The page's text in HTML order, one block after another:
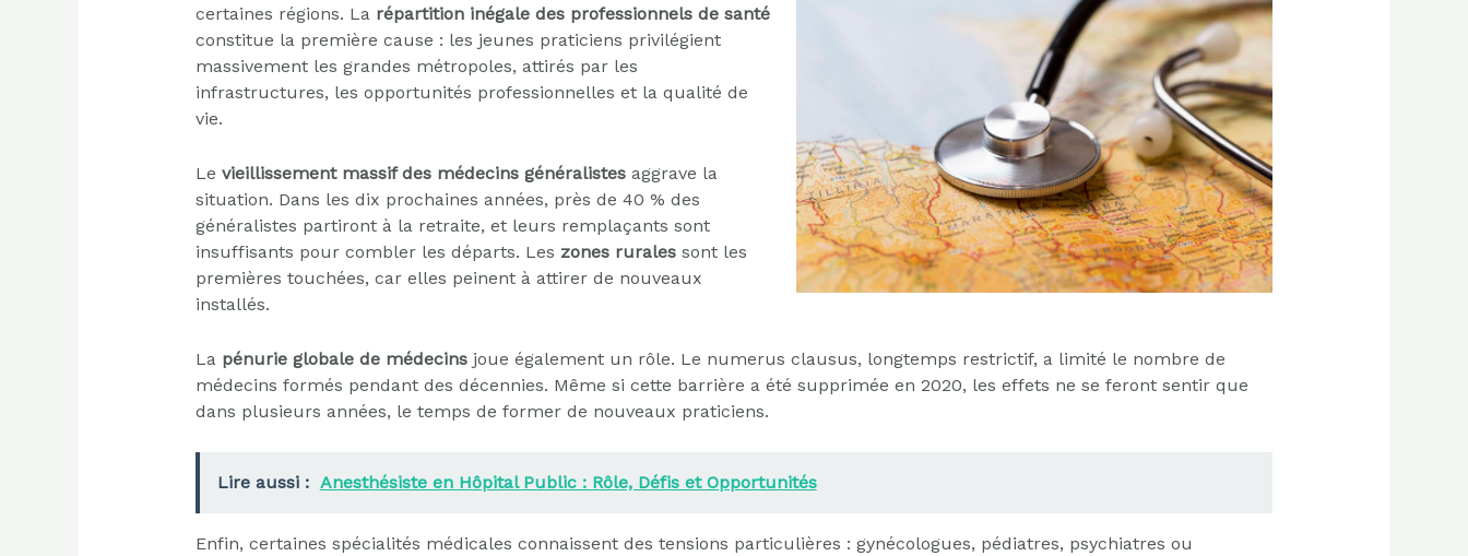
certaines régions. La répartition inégale des professionnels de santé
constitue la première cause : les jeunes praticiens privilégient
massivement les grandes métropoles, attirés par les
infrastructures, les opportunités professionnelles et la qualité de
vie.
Le vieillissement massif des médecins généralistesaggrave la
situation. Dans les dix prochaines années, près de 40 % des
généralistes partiront à la retraite, et leurs remplaçants sont
insuffisants pour combler les départs. Les zones ruralessont les
premières touchées, car elles peinent à attirer de nouveaux
installés.
La pénurie globale de médecinsjoue également un rôle. Le numerus clausus, longtemps restrictif, a limité le nombre de
médecins formés pendant des décennies. Même si cette barrière a été supprimée en 2020, les effets ne se feront sentir que
dans plusieurs années, le temps de former de nouveaux praticiens.
Lire aussi : Anesthésiste en Hôpital Public : Rôle, Défis et Opportunités
Enfin, certaines spécialités médicales connaissent des tensions particulières : gynécologues, pédiatres, psychiatres ou